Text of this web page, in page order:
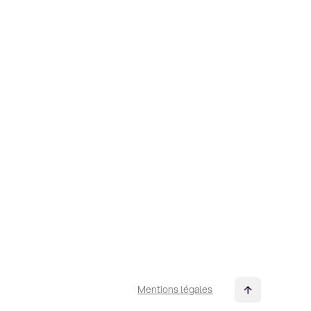
Mentions légales